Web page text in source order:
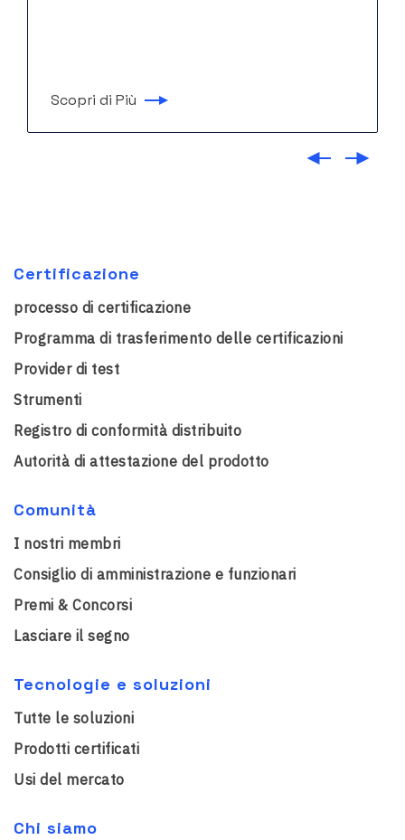
Scopri di Più
Certificazione
processo di certificazione
Programma di trasferimento delle certificazioni
Provider di test
Strumenti
Registro di conformità distribuito
Autorità di attestazione del prodotto
Comunità
I nostri membri
Consiglio di amministrazione e funzionari
Premi & Concorsi
Lasciare il segno
Tecnologie e soluzioni
Tutte le soluzioni
Prodotti certificati
Usi del mercato
Chi siamo